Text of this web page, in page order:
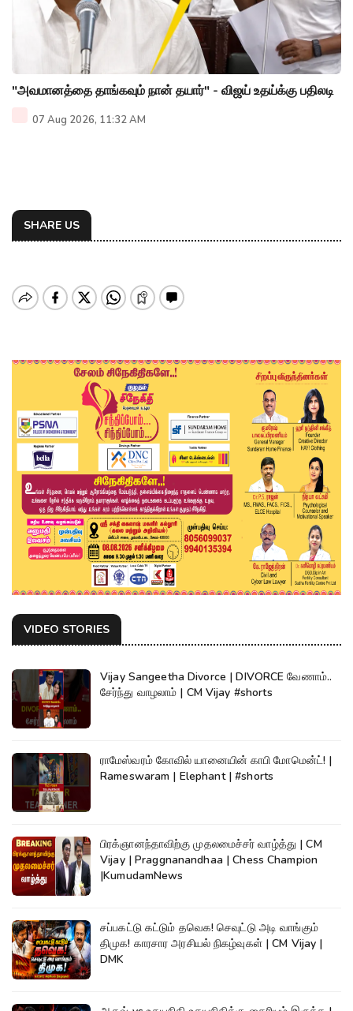
"அவமானத்தை தாங்கவும் நான் தயார்" - விஜய் உதய்க்கு பதிலடி
07 Aug 2026, 11:32 AM
SHARE US
VIDEO STORIES
Vijay Sangeetha Divorce | DIVORCE வேணாம்..
சேர்ந்து வாழலாம் | CM Vijay #shorts
ராமேஸ்வரம் கோவில் யானையின் காபி மோமென்ட்! |
Rameswaram | Elephant | #shorts
பிரக்ஞானந்தாவிற்கு முதலமைச்சர் வாழ்த்து | CM
Vijay | Praggnanandhaa | Chess Champion
|KumudamNews
சப்பகட்டு கட்டும் தவெக! செவுட்டு அடி வாங்கும்
திமுக! காரசார அரசியல் நிகழ்வுகள் | CM Vijay |
DMK